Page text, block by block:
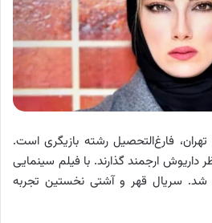
دهقانی متولد ۱۳۷۰ در تهران، فارغ‌التحصیل رشته بازیگری است.
داریوش ارجمند گذارند. با فیلم سینمایی
سینما شد. سریال قهر و آشتی نخستین تجربه